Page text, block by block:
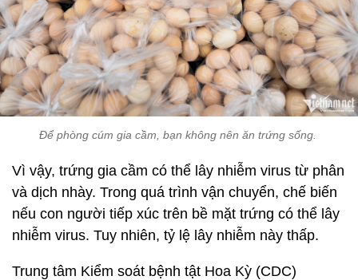
Để phòng cúm gia cầm, bạn không nên ăn trứng sống.
Vì vậy, trứng gia cầm có thể lây nhiễm virus từ phân
và dịch nhày. Trong quá trình vận chuyển, chế biến
nếu con người tiếp xúc trên bề mặt trứng có thể lây
nhiễm virus. Tuy nhiên, tỷ lệ lây nhiễm này thấp.
Trung tâm Kiểm soát bệnh tật Hoa Kỳ (CDC)